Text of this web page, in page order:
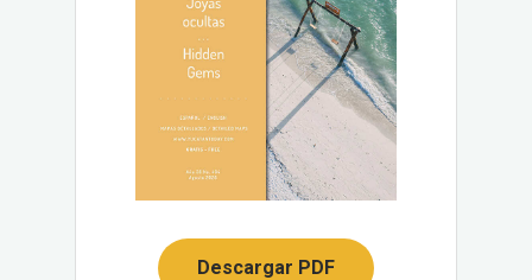
Descargar PDF